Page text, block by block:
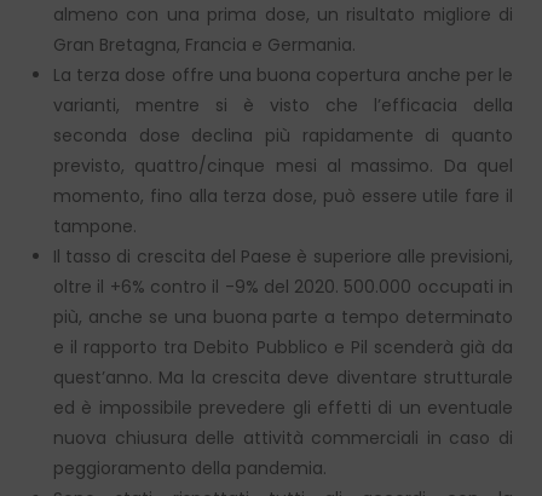
almeno con una prima dose, un risultato migliore di
Gran Bretagna, Francia e Germania.
La terza dose offre una buona copertura anche per le
varianti, mentre si è visto che l’efficacia della
seconda dose declina più rapidamente di quanto
previsto, quattro/cinque mesi al massimo. Da quel
momento, fino alla terza dose, può essere utile fare il
tampone.
Il tasso di crescita del Paese è superiore alle previsioni,
oltre il +6% contro il -9% del 2020. 500.000 occupati in
più, anche se una buona parte a tempo determinato
e il rapporto tra Debito Pubblico e Pil scenderà già da
quest’anno. Ma la crescita deve diventare strutturale
ed è impossibile prevedere gli effetti di un eventuale
nuova chiusura delle attività commerciali in caso di
peggioramento della pandemia.